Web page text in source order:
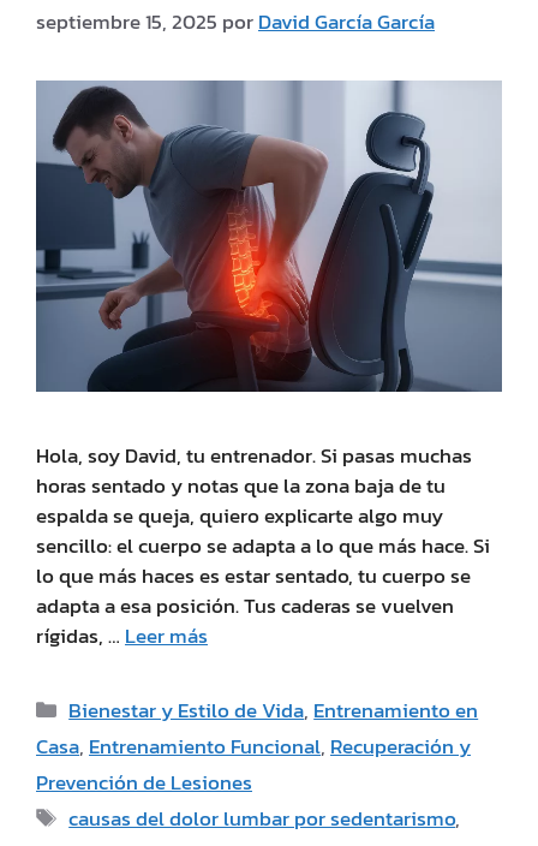
septiembre 15, 2025 porDavid García García
Hola, soy David, tu entrenador. Si pasas muchas
horas sentado y notas que la zona baja de tu
espalda se queja, quiero explicarte algo muy
sencillo: el cuerpo se adapta a lo que más hace. Si
lo que más haces es estar sentado, tu cuerpo se
adapta a esa posición. Tus caderas se vuelven
rígidas, … Leer más
Bienestar y Estilo de Vida, Entrenamiento en
Casa, Entrenamiento Funcional, Recuperación y
Prevención de Lesiones
causas del dolor lumbar por sedentarismo,